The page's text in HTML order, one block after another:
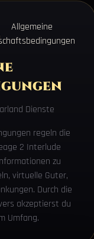
Allgemeine
Dienste
regeln die
2 Interlude
zu
virtuelle Guter,
Durch die
akzeptierst du
Umfang.